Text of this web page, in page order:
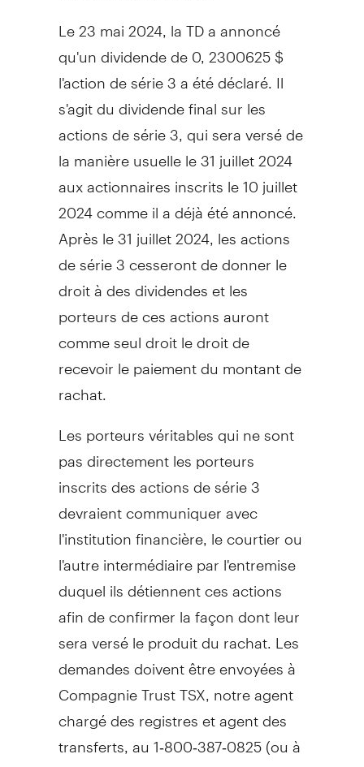
Le 23 mai 2024, la TD a annoncé
qu'un dividende de 0, 2300625 $
l'action de série 3 a été déclaré. Il
s'agit du dividende final sur les
actions de série 3, qui sera versé de
la manière usuelle le 31 juillet 2024
aux actionnaires inscrits le 10 juillet
2024 comme il a déjà été annoncé.
Après le 31 juillet 2024, les actions
de série 3 cesseront de donner le
droit à des dividendes et les
porteurs de ces actions auront
comme seul droit le droit de
recevoir le paiement du montant de
rachat.
Les porteurs véritables qui ne sont
pas directement les porteurs
inscrits des actions de série 3
devraient communiquer avec
l'institution financière, le courtier ou
l'autre intermédiaire par l'entremise
duquel ils détiennent ces actions
afin de confirmer la façon dont leur
sera versé le produit du rachat. Les
demandes doivent être envoyées à
Compagnie Trust TSX, notre agent
chargé des registres et agent des
transferts, au 1‑800‑387‑0825 (ou à